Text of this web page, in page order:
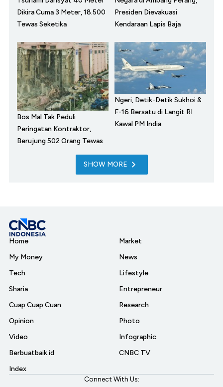
Dikira Cuma 3 Meter, 18.500
Tewas Seketika
Presiden Dievakuasi
Kendaraan Lapis Baja
Bos Mal Tak Peduli
Peringatan Kontraktor,
Berujung 502 Orang Tewas
Ngeri, Detik-Detik Sukhoi &
F-16 Bersatu di Langit RI
Kawal PM India
SHOW MORE
Home
My Money
Tech
Sharia
Cuap Cuap Cuan
Opinion
Video
Berbuatbaik.id
Index
Market
News
Lifestyle
Entrepreneur
Research
Photo
Infographic
CNBC TV
Connect With Us: